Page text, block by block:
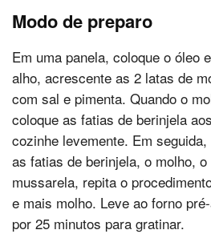
Modo de preparo
Em uma panela, coloque o óleo
alho, acrescente as 2 latas de
com sal e pimenta. Quando o
coloque as fatias de berinjela
cozinhe levemente. Em
as fatias de berinjela, o molho,
mussarela, repita o
e mais molho. Leve ao forno
por 25 minutos para gratinar.